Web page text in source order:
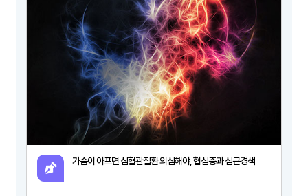
가슴이 아프면 심혈관질환 의심해야, 협심증과 심근경색